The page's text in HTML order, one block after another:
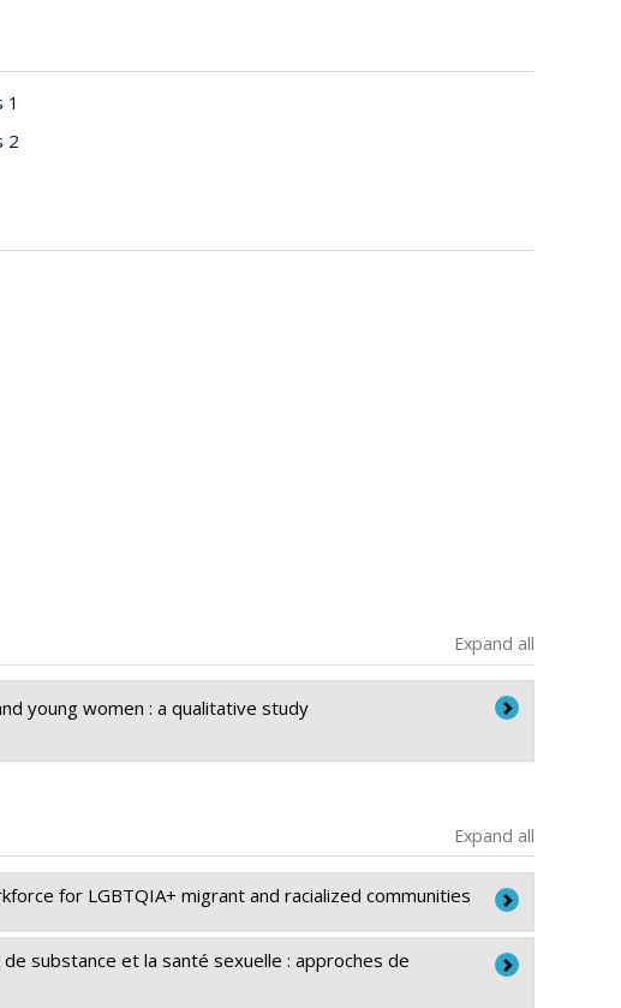
1
2
Expand all
young women : a qualitative study
Expand all
for LGBTQIA+ migrant and racialized communities
substance et la santé sexuelle : approches de